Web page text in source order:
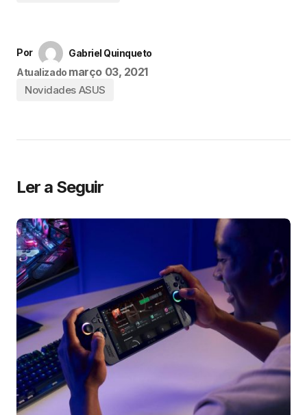
Por
Gabriel Quinqueto
Atualizado março 03, 2021
Novidades ASUS
Ler a Seguir